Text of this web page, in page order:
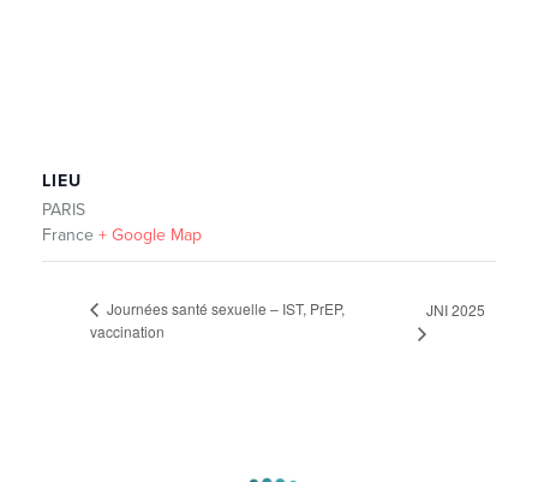
LIEU
PARIS
France + Google Map
Journées santé sexuelle – IST, PrEP,
vaccination
JNI 2025